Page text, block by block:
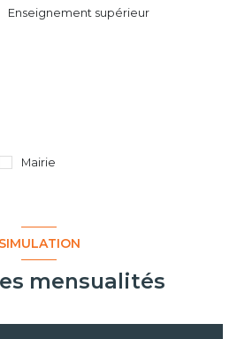
Enseignement supérieur
Mairie
SIMULATION
mensualités